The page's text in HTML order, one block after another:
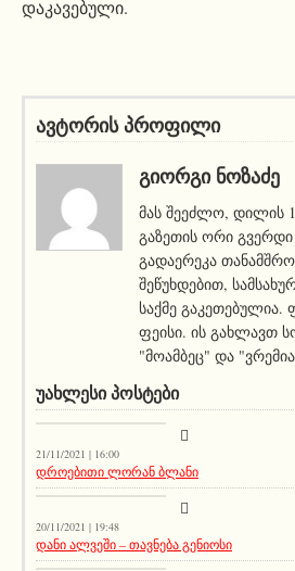
დაკავებული.
ავტორის პროფილი
ᲒᲘᲝᲠᲒᲘ ᲜᲝᲖᲐᲫᲔ
მას შეეძლო, დილის
გაზეთის ორი
გადაერეკა
შეწუხდებით,
საქმე გაკეთებულია.
ფეისი. ის გახლავთ
"მოამბეც" და
ᲣᲐᲮᲚᲔᲡᲘ ᲞᲝᲡᲢᲔᲑᲘ
21/11/2021 | 16:00
დროებითი ლორან ბლანი
აქეთურ-იქითური
20/11/2021 | 19:48
დანი ალვეში – თავნება გენიოსი
აქეთურ-იქითური